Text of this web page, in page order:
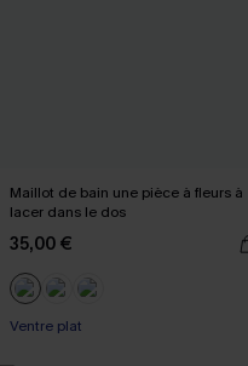
Maillot de bain une pièce à fleurs à
lacer dans le dos
35,00 €
Ventre plat